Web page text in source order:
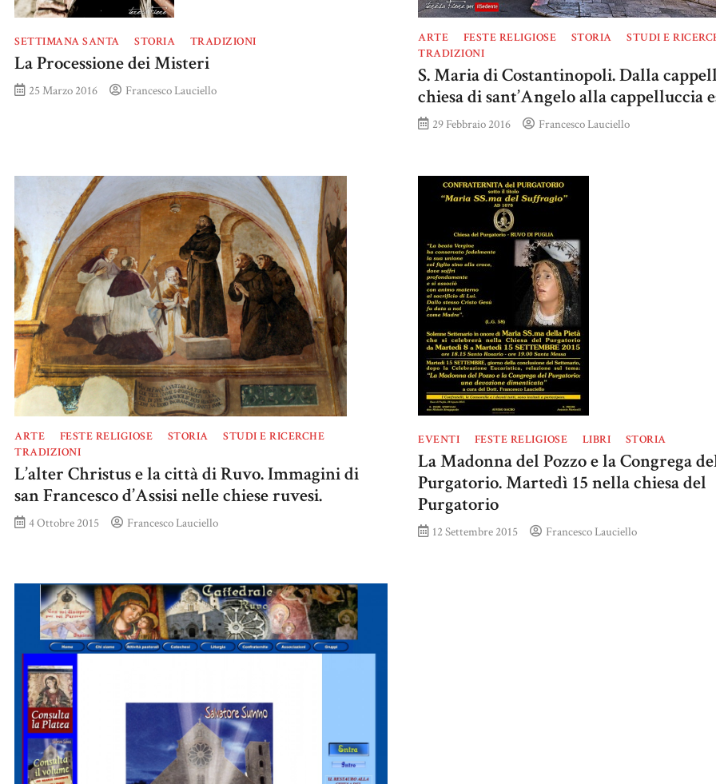
SETTIMANA SANTA STORIA TRADIZIONI
La Processione dei Misteri
25 Marzo 2016 Francesco Lauciello
ARTE FESTE RELIGIOSE STORIA
STUDI E
TRADIZIONI
S. Maria di Costantinopoli. Dalla
chiesa di sant’Angelo alla cappelluccia
29 Febbraio 2016 Francesco Lauciello
ARTE FESTE RELIGIOSE STORIA
STUDI E RICERCHE
TRADIZIONI
L’alter Christus e la città di Ruvo. Immagini di
san Francesco d’Assisi nelle chiese ruvesi.
4 Ottobre 2015 Francesco Lauciello
EVENTI FESTE RELIGIOSE LIBRI STORIA
La Madonna del Pozzo e la Congrega
Purgatorio. Martedì 15 nella chiesa del
Purgatorio
12 Settembre 2015 Francesco Lauciello